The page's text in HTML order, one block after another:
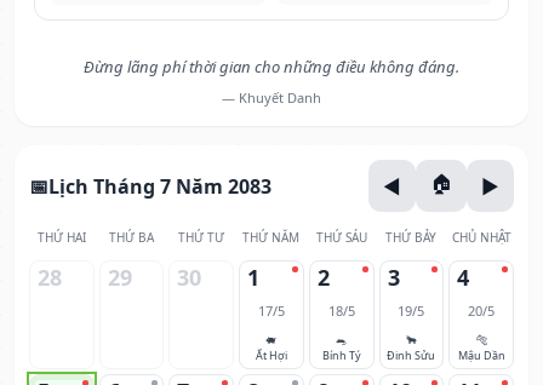
Đừng lãng phí thời gian cho những điều không đáng.
— Khuyết Danh
Lịch Tháng 7 Năm 2083
THỨ HAI THỨ BA THỨ TƯ THỨ NĂM THỨ SÁU THỨ BẢY CHỦ NHẬT
28 29 30 1
17/5
🐖
Ất Hợi
2
18/5
🐀
Bính Tý
3
19/5
🐂
Đinh Sửu
4
20/5
🐅
Mậu Dần